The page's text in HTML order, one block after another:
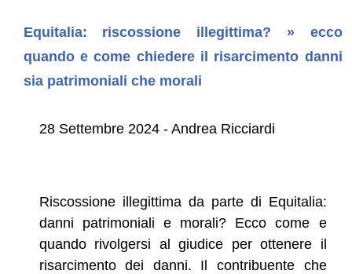
Equitalia: riscossione illegittima? » ecco
quando e come chiedere il risarcimento danni
sia patrimoniali che morali
28 Settembre 2024 - Andrea Ricciardi
Riscossione illegittima da parte di Equitalia:
danni patrimoniali e morali? Ecco come e
quando rivolgersi al giudice per ottenere il
risarcimento dei danni. Il contribuente che